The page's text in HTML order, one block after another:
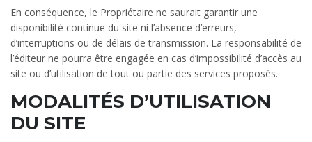
En conséquence, le Propriétaire ne saurait garantir une
disponibilité continue du site ni l’absence d’erreurs,
d’interruptions ou de délais de transmission. La responsabilité de
l’éditeur ne pourra être engagée en cas d’impossibilité d’accès au
site ou d’utilisation de tout ou partie des services proposés.
MODALITÉS D’UTILISATION
DU SITE